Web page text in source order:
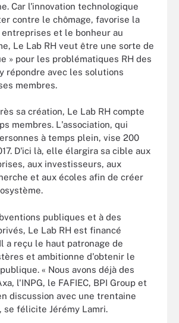
Car l'innovation technologique
contre le chômage, favorise la
et le bonheur au
Le Lab RH veut être une sorte de
» pour les problématiques RH des
répondre avec les solutions
membres.
sa création, Le Lab RH compte
membres. L'association, qui
à temps plein, vise 200
D'ici là, elle élargira sa cible aux
aux investisseurs, aux
et aux écoles afin de créer
publiques et à des
Le Lab RH est financé
a reçu le haut patronage de
et ambitionne d'obtenir le
« Nous avons déjà des
l'INPG, le FAFIEC, BPI Group et
discussion avec une trentaine
se félicite Jérémy Lamri.